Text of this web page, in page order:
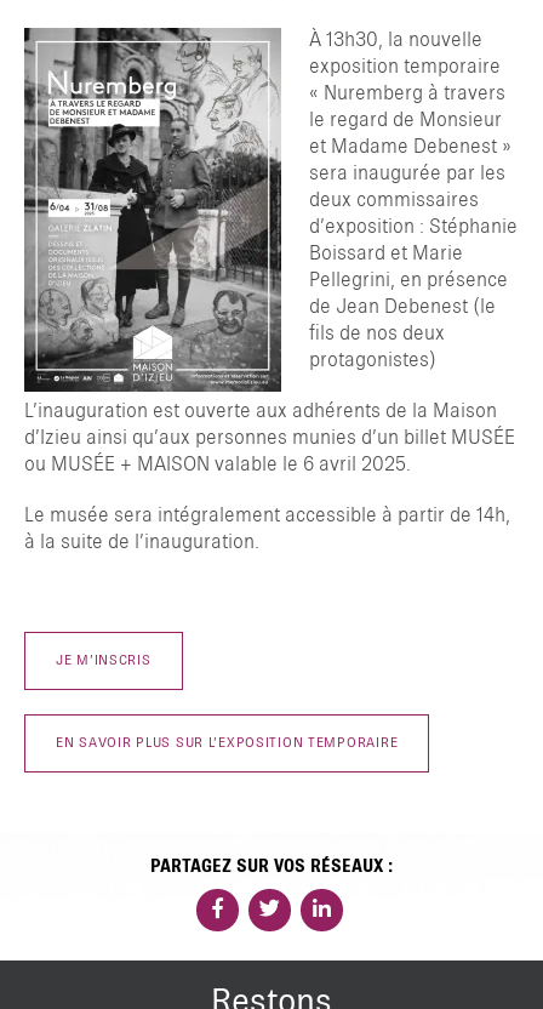
À 13h30, la nouvelle
exposition temporaire
« Nuremberg à travers
le regard de Monsieur
et Madame Debenest »
sera inaugurée par les
deux commissaires
d’exposition : Stéphanie
Boissard et Marie
Pellegrini, en présence
de Jean Debenest (le
fils de nos deux
protagonistes)
L’inauguration est ouverte aux adhérents de la Maison
d’Izieu ainsi qu’aux personnes munies d’un billet MUSÉE
ou MUSÉE + MAISON valable le 6 avril 2025.
Le musée sera intégralement accessible à partir de 14h,
à la suite de l’inauguration.
JE M’INSCRIS
EN SAVOIR PLUS SUR L’EXPOSITION TEMPORAIRE
PARTAGEZ SUR VOS RÉSEAUX :